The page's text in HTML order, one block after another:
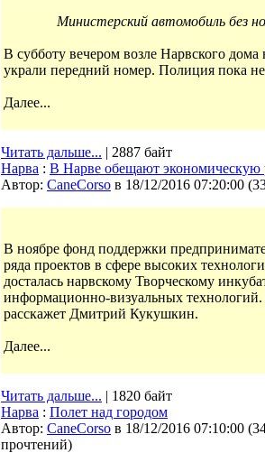
Министерский автомобиль без
В субботу вечером возле Нарвского
украли передний номер. Полиция пока
Далее...
Читать дальше... | 2887 байт
Нарва : В Нарве обещают экономическую
Автор: CaneCorso в 18/12/2016 07:20:00 (
В ноябре фонд поддержки
ряда проектов в сфере высоких
досталась нарвскому Творческому
информационно-визуальных технологий.
расскажет Дмитрий Кукушкин.
Далее...
Читать дальше... | 1820 байт
Нарва : Полет над городом
Автор: CaneCorso в 18/12/2016 07:10:00 (
прочтений)